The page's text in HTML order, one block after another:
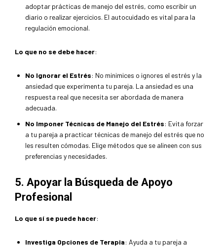
adoptar prácticas de manejo del estrés, como escribir un
diario o realizar ejercicios. El autocuidado es vital para la
regulación emocional.
Lo que no se debe hacer:
No Ignorar el Estrés: No minimices o ignores el estrés y la
ansiedad que experimenta tu pareja. La ansiedad es una
respuesta real que necesita ser abordada de manera
adecuada.
No Imponer Técnicas de Manejo del Estrés: Evita forzar
a tu pareja a practicar técnicas de manejo del estrés que no
les resulten cómodas. Elige métodos que se alineen con sus
preferencias y necesidades.
5. Apoyar la Búsqueda de Apoyo
Profesional
Lo que sí se puede hacer:
Investiga Opciones de Terapia: Ayuda a tu pareja a